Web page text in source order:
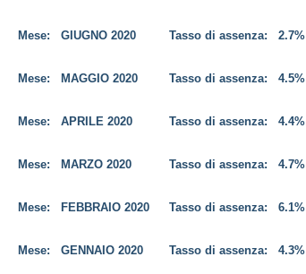
Mese: GIUGNO 2020 Tasso di assenza: 2.7%
Mese: MAGGIO 2020 Tasso di assenza: 4.5%
Mese: APRILE 2020 Tasso di assenza: 4.4%
Mese: MARZO 2020 Tasso di assenza: 4.7%
Mese: FEBBRAIO 2020 Tasso di assenza: 6.1%
Mese: GENNAIO 2020 Tasso di assenza: 4.3%